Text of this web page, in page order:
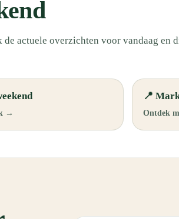
actuele overzichten voor vandaag en
→
📍
Ontdek